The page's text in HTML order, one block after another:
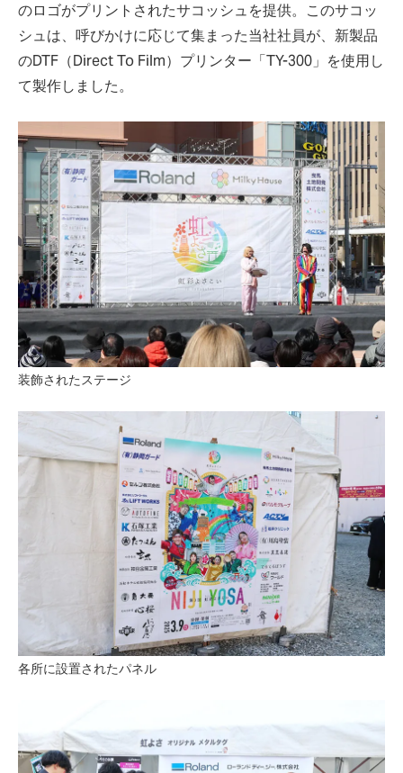
のロゴがプリントされたサコッシュを提供。このサコッ
シュは、呼びかけに応じて集まった当社社員が、新製品
のDTF（Direct To Film）プリンター「TY-300」を使用し
て製作しました。
装飾されたステージ
各所に設置されたパネル